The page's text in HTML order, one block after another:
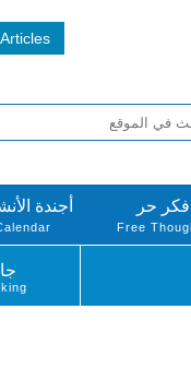
فكر حر
Free
أجندة